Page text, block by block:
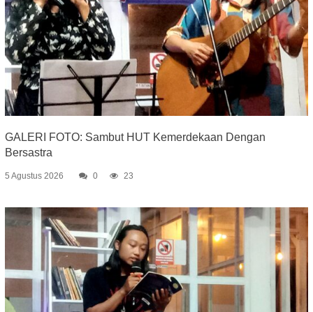
GALERI FOTO: Sambut HUT Kemerdekaan Dengan
Bersastra
5 Agustus 2026 0 23